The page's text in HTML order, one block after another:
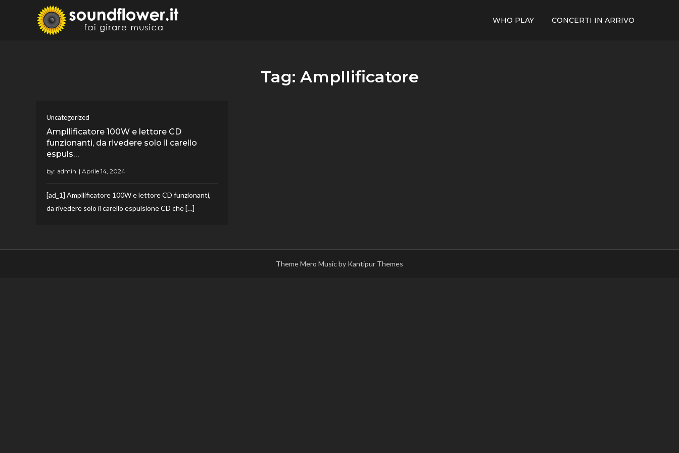
WHO PLAY CONCERTI IN ARRIVO
Tag: Ampllificatore
Uncategorized
Ampllificatore 100W e lettore CD
funzionanti, da rivedere solo il carello
espuls…
by: admin
[ad_1] Ampllificatore 100W e lettore CD funzionanti,
da rivedere solo il carello espulsione CD che […]
Theme Mero Music by Kantipur Themes